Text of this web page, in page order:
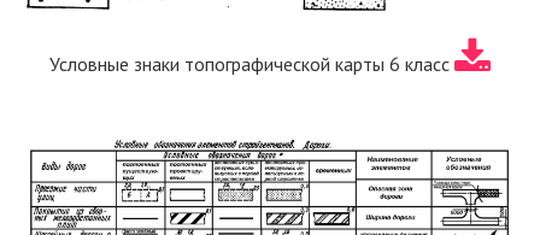
Условные знаки топографической карты 6 класс